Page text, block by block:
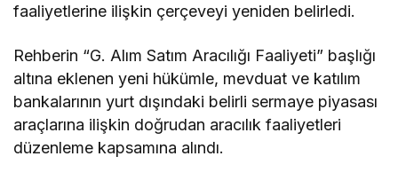
faaliyetlerine ilişkin çerçeveyi yeniden belirledi.
Rehberin “G. Alım Satım Aracılığı Faaliyeti” başlığı
altına eklenen yeni hükümle, mevduat ve katılım
bankalarının yurt dışındaki belirli sermaye piyasası
araçlarına ilişkin doğrudan aracılık faaliyetleri
düzenleme kapsamına alındı.